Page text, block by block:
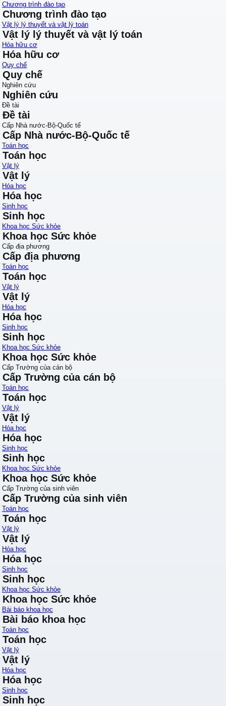
Chương trình đào tạo
Chương trình đào tạo
Vật lý lý thuyết và vật lý toán
Vật lý lý thuyết và vật lý toán
Hóa hữu cơ
Hóa hữu cơ
Quy chế
Quy chế
Nghiên cứu
Nghiên cứu
Đề tài
Đề tài
Cấp Nhà nước-Bộ-Quốc tế
Cấp Nhà nước-Bộ-Quốc tế
Toán học
Toán học
Vật lý
Vật lý
Hóa học
Hóa học
Sinh học
Sinh học
Khoa học Sức khỏe
Khoa học Sức khỏe
Cấp địa phương
Cấp địa phương
Toán học
Toán học
Vật lý
Vật lý
Hóa học
Hóa học
Sinh học
Sinh học
Khoa học Sức khỏe
Khoa học Sức khỏe
Cấp Trường của cán bộ
Cấp Trường của cán bộ
Toán học
Toán học
Vật lý
Vật lý
Hóa học
Hóa học
Sinh học
Sinh học
Khoa học Sức khỏe
Khoa học Sức khỏe
Cấp Trường của sinh viên
Cấp Trường của sinh viên
Toán học
Toán học
Vật lý
Vật lý
Hóa học
Hóa học
Sinh học
Sinh học
Khoa học Sức khỏe
Khoa học Sức khỏe
Bài báo khoa học
Bài báo khoa học
Toán học
Toán học
Vật lý
Vật lý
Hóa học
Hóa học
Sinh học
Sinh học